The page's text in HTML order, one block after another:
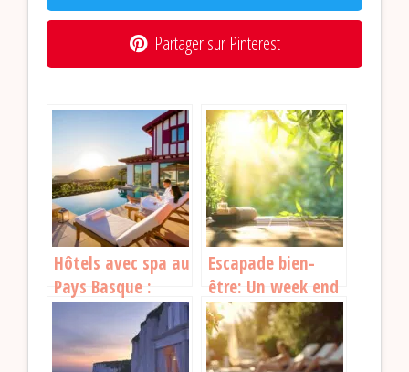
Partager sur Pinterest
Hôtels avec spa au
Pays Basque :
détente et luxe
entre océan et
montagnes
Escapade bien-
être: Un week end
spa en Normandie